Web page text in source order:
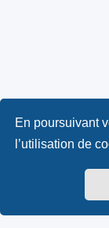
En poursuivant
l’utilisation de